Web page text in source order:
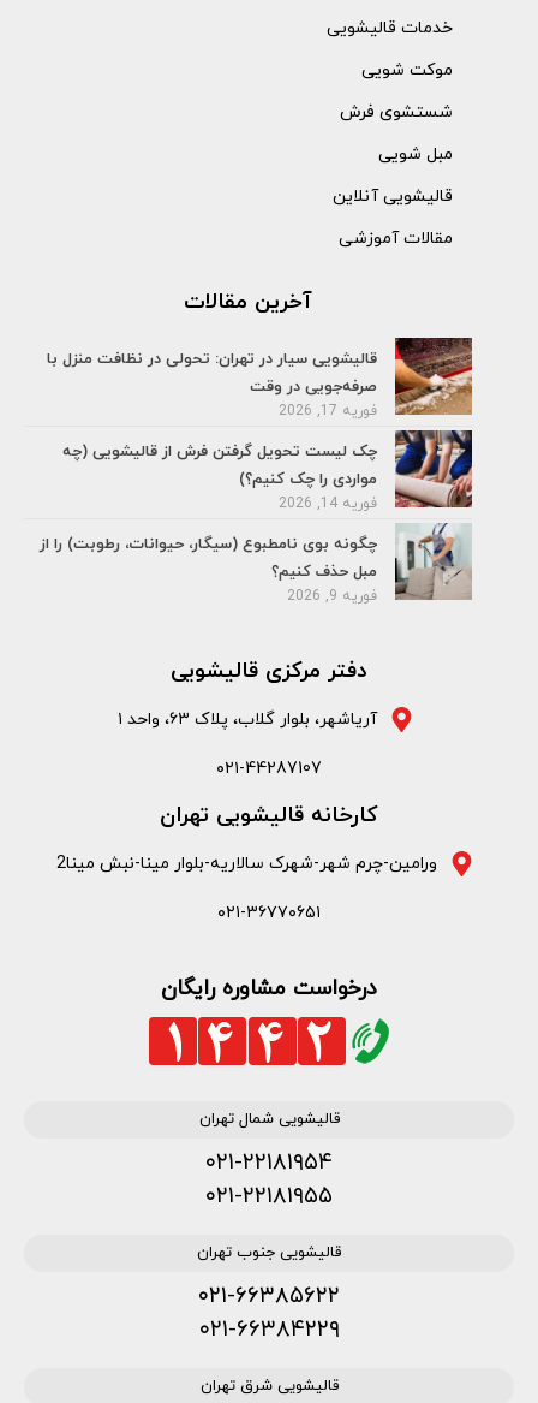
خدمات قالیشویی
موکت شویی
شستشوی فرش
مبل شویی
قالیشویی آنلاین
مقالات آموزشی
آخرین مقالات
قالیشویی سیار در تهران: تحولی در نظافت منزل با
صرفه‌جویی در وقت
فوریه 17, 2026
چک لیست تحویل گرفتن فرش از قالیشویی (چه
مواردی را چک کنیم؟)
فوریه 14, 2026
چگونه بوی نامطبوع (سیگار، حیوانات، رطوبت) را از
مبل حذف کنیم؟
فوریه 9, 2026
دفتر مرکزی قالیشویی
آریاشهر، بلوار گلاب، پلاک ۶۳، واحد ۱
۰۲۱-44287107
کارخانه قالیشویی تهران
ورامین-چرم شهر-شهرک سالاریه-بلوار مینا-نبش مینا2
۰۲۱-۳۶۷۷۰۶۵۱
درخواست مشاوره رایگان
قالیشویی شمال تهران
۰۲۱-۲۲۱۸۱۹۵۴
۰۲۱-۲۲۱۸۱۹۵۵
قالیشویی جنوب تهران
۰۲۱-۶۶۳۸۵۶۲۲
۰۲۱-۶۶۳۸۴۲۲۹
قالیشویی شرق تهران